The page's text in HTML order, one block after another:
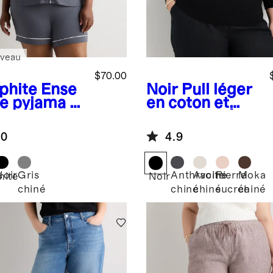
Ense
pyjama à
en
de
$70.00
Gris
chiné
Noir Pull léger
en coton et
col en V
4.9
NoirAnthracite
chiné
Avoine
chiné
Pierre
sucrée
Moka
chiné